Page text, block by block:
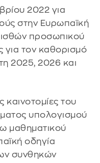
2022 για
στην Ευρωπαϊκή
προσωπικού
για τον καθορισμό
2025, 2026 και
καινοτομίες του
υπολογισμού
μαθηματικού
οδηγία
συνθηκών